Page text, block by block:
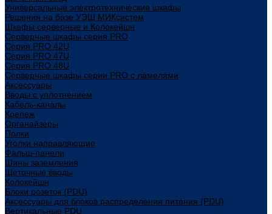
Универсальные электротехнические шкафы
Решения на базе УЭШ МИКсистем
Шкафы серверные и Колокейшн
Серверные шкафы серия PRO
Серия PRO 42U
Серия PRO 47U
Серия PRO 48U
Серверные шкафы серии PRO с ламелями
Аксессуары
Вводы с уплотнением
Кабель-каналы
Крепеж
Органайзеры
Полки
Уголки направляющие
Фальш-панели
Шины заземления
Щеточные вводы
Колокейшн
Блоки розеток (PDU)
Аксессуары для блоков распределения питания (PDU)
Вертикальные PDU